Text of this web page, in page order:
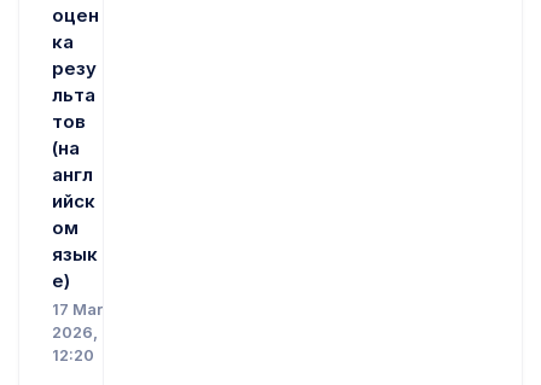
оцен
ка
резу
льта
тов
(на
англ
ийск
ом
язык
е)
17 Mar
2026,
12:20